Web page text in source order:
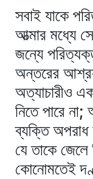
সবাই যাকে
আত্মার মধ্যে
জন্যে
অন্তরের
অত্যাচারীও
নিতে পারে না;
ব্যক্তি অপরাধ
যে তাকে জেলে
কোনোমতেই